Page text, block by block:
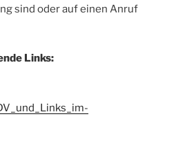
sind oder auf einen Anruf
Links: